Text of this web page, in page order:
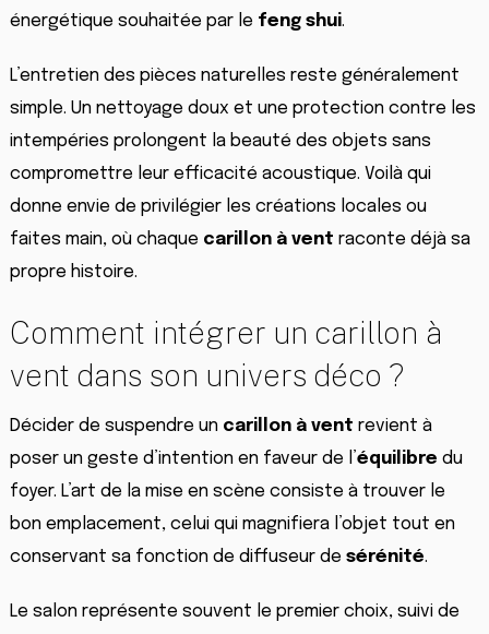
énergétique souhaitée par le feng shui.
L’entretien des pièces naturelles reste généralement
simple. Un nettoyage doux et une protection contre les
intempéries prolongent la beauté des objets sans
compromettre leur efficacité acoustique. Voilà qui
donne envie de privilégier les créations locales ou
faites main, où chaque carillon à vent raconte déjà sa
propre histoire.
Comment intégrer un carillon à
vent dans son univers déco ?
Décider de suspendre un carillon à vent revient à
poser un geste d’intention en faveur de l’équilibre du
foyer. L’art de la mise en scène consiste à trouver le
bon emplacement, celui qui magnifiera l’objet tout en
conservant sa fonction de diffuseur de sérénité.
Le salon représente souvent le premier choix, suivi de